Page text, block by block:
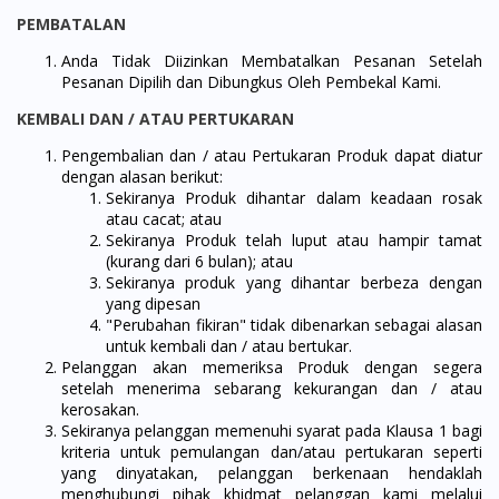
PEMBATALAN
Anda Tidak Diizinkan Membatalkan Pesanan Setelah
Pesanan Dipilih dan Dibungkus Oleh Pembekal Kami.
KEMBALI DAN / ATAU PERTUKARAN
Pengembalian dan / atau Pertukaran Produk dapat diatur
dengan alasan berikut:
Sekiranya Produk dihantar dalam keadaan rosak
atau cacat; atau
Sekiranya Produk telah luput atau hampir tamat
(kurang dari 6 bulan); atau
Sekiranya produk yang dihantar berbeza dengan
yang dipesan
"Perubahan fikiran" tidak dibenarkan sebagai alasan
untuk kembali dan / atau bertukar.
Pelanggan akan memeriksa Produk dengan segera
setelah menerima sebarang kekurangan dan / atau
kerosakan.
Sekiranya pelanggan memenuhi syarat pada Klausa 1 bagi
kriteria untuk pemulangan dan/atau pertukaran seperti
yang dinyatakan, pelanggan berkenaan hendaklah
menghubungi pihak khidmat pelanggan kami melalui